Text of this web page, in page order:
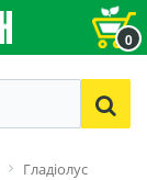
0
Гладіолус